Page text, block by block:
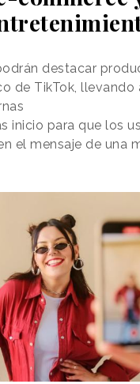
destacar
de TikTok, llevando
inicio para que los
el mensaje de una